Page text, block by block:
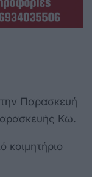
Παρασκευή
Κω.
κοιμητήριο